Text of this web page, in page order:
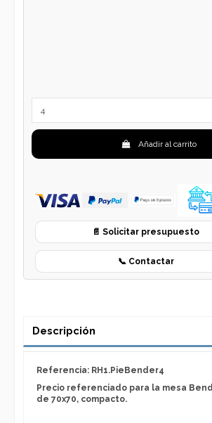
Añadir al carrito
📄 Solicitar presupuesto
📞 Contactar
Descripción
Referencia: RH1.PieBender4
Precio referenciado para la mesa
de 70x70, compacto.